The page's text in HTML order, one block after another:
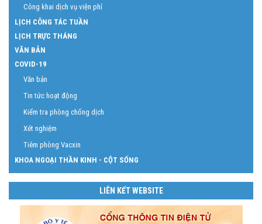
Công khai dịch vụ viện phí
LỊCH CÔNG TÁC TUẦN
LỊCH TRỰC THÁNG
VĂN BẢN
COVID-19
Văn bản
Tin tức hoạt động
Kiểm tra phòng chống dịch
Xét nghiệm
Tiêm phòng Vacxin
KHOA NGOẠI THẦN KINH - CỘT SỐNG
LIÊN KẾT WEBSITE